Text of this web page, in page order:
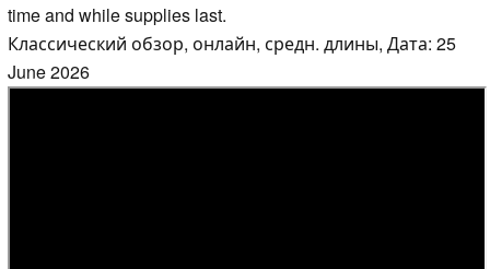
time and while supplies last.
Классический обзор, онлайн, средн. длины, Дата: 25
June 2026